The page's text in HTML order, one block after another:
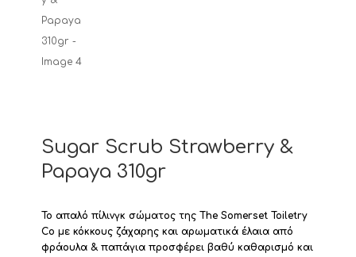
Sugar Scrub Strawberry &
Ρapaya 310gr
Το απαλό πίλινγκ σώματος της The Somerset Toiletry
Co με κόκκους ζάχαρης και αρωματικά έλαια από
φράουλα & παπάγια προσφέρει βαθύ καθαρισμό και